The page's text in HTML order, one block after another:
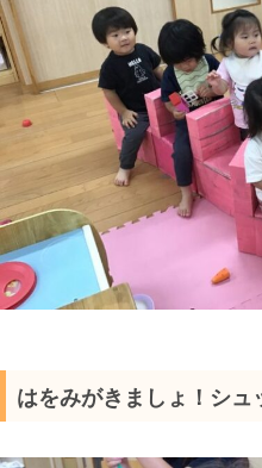
はをみがきましょ！シュ